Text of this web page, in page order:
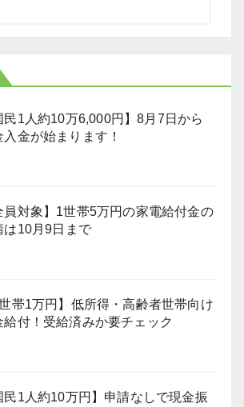
民1人約10万6,000円】8月7日から
入金が始まります！
員対象】1世帯5万円の家電給付金の
は10月9日まで
世帯1万円】低所得・高齢者世帯向け
給付！受給済みか要チェック
民1人約10万円】申請なしで現金振